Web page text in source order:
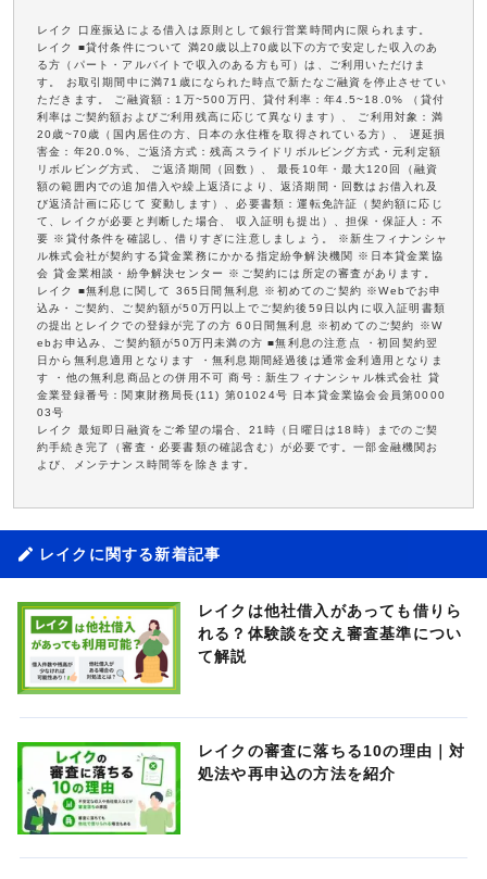
レイク 口座振込による借入は原則として銀行営業時間内に限られます。
レイク ■貸付条件について 満20歳以上70歳以下の方で安定した収入のあ
る方（パート・アルバイトで収入のある方も可）は、ご利用いただけま
す。 お取引期間中に満71歳になられた時点で新たなご融資を停止させてい
ただきます。 ご融資額：1万~500万円、貸付利率：年4.5~18.0% （貸付
利率はご契約額およびご利用残高に応じて異なります）、 ご利用対象：満
20歳~70歳（国内居住の方、日本の永住権を取得されている方）、 遅延損
害金：年20.0%、ご返済方式：残高スライドリボルビング方式・元利定額
リボルビング方式、 ご返済期間（回数）、 最長10年・最大120回（融資
額の範囲内での追加借入や繰上返済により、返済期間・回数はお借入れ及
び返済計画に応じて 変動します）、必要書類：運転免許証（契約額に応じ
て、レイクが必要と判断した場合、 収入証明も提出）、担保・保証人：不
要 ※貸付条件を確認し、借りすぎに注意しましょう。 ※新生フィナンシャ
ル株式会社が契約する貸金業務にかかる指定紛争解決機関 ※日本貸金業協
会 貸金業相談・紛争解決センター ※ご契約には所定の審査があります。
レイク ■無利息に関して 365日間無利息 ※初めてのご契約 ※Webでお申
込み・ご契約、ご契約額が50万円以上でご契約後59日以内に収入証明書類
の提出とレイクでの登録が完了の方 60日間無利息 ※初めてのご契約 ※W
ebお申込み、ご契約額が50万円未満の方 ■無利息の注意点 ・初回契約翌
日から無利息適用となります ・無利息期間経過後は通常金利適用となりま
す ・他の無利息商品との併用不可 商号：新生フィナンシャル株式会社 貸
金業登録番号：関東財務局長(11) 第01024号 日本貸金業協会会員第0000
03号
レイク 最短即日融資をご希望の場合、21時（日曜日は18時）までのご契
約手続き完了（審査・必要書類の確認含む）が必要です。一部金融機関お
よび、メンテナンス時間等を除きます。
レイクに関する新着記事
レイクは他社借入があっても借りら
れる？体験談を交え審査基準につい
て解説
レイクの審査に落ちる10の理由｜対
処法や再申込の方法を紹介